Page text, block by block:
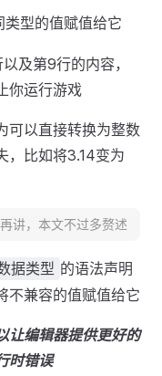
型的值赋值给它
及第9行的内容，
你运行游戏
可以直接转换为整数
，比如将3.14变为
讲，本文不过多赘述
类型 的语法声明
不兼容的值赋值给它
让编辑器提供更好的
时错误